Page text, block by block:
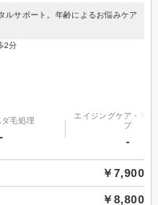
ルサポート。年齢によるお悩みケア
2分
ダ毛処理
-
エイジングケア・リ
プ
-
￥7,900
￥8,800